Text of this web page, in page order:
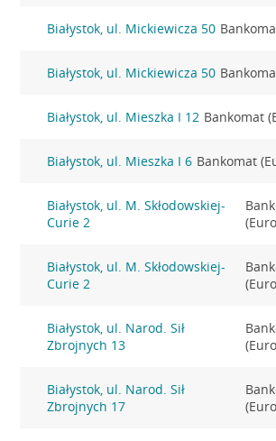
Białystok, ul. Mickiewicza 50
Białystok, ul. Mickiewicza 50
Białystok, ul. Mieszka I 12 Bankomat
Białystok, ul. Mieszka I 6 Bankomat
Białystok, ul. M. Skłodowskiej-
Curie 2
Białystok, ul. M. Skłodowskiej-
Curie 2
Białystok, ul. Narod. Sił
Zbrojnych 13
Białystok, ul. Narod. Sił
Zbrojnych 17